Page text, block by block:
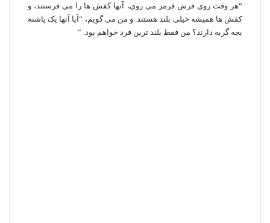
“هر وقت روی فرش قرمز می روی، آنها کفش ها را می فرستند، و
کفش ها همیشه خیلی بلند هستند. و من می گویم، “آیا آنها یک پاشنه
بچه گربه دارند؟ من فقط بلند ترین فرد خواهم بود. “